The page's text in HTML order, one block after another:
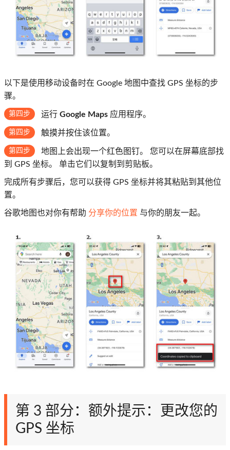
以下是使用移动设备时在 Google 地图中查找 GPS 坐标的步
骤。
第四步 运行 Google Maps 应用程序。
第四步 触摸并按住该位置。
第四步
地图上会出现一个红色图钉。 您可以在屏幕底部找
到 GPS 坐标。 单击它们以复制到剪贴板。
完成所有步骤后，您可以获得 GPS 坐标并将其粘贴到其他位
置。
谷歌地图也对你有帮助 分享你的位置 与你的朋友一起。
第 3 部分：额外提示：更改您的
GPS 坐标